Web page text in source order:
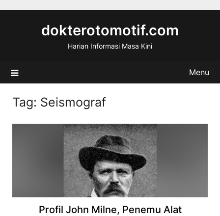
dokterotomotif.com
Harian Informasi Masa Kini
Menu
Tag: Seismograf
Profil John Milne, Penemu Alat